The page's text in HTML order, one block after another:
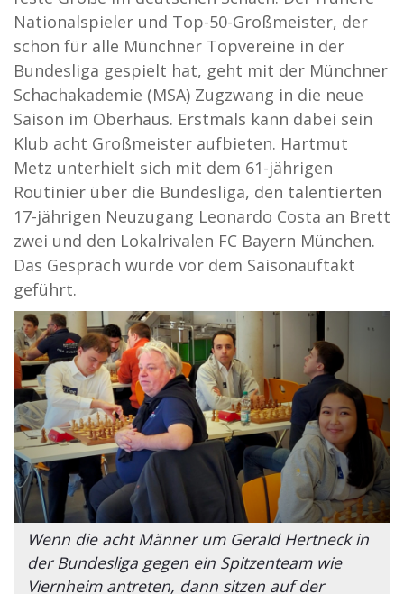
Nationalspieler und Top-50-Großmeister, der
schon für alle Münchner Topvereine in der
Bundesliga gespielt hat, geht mit der Münchner
Schachakademie (MSA) Zugzwang in die neue
Saison im Oberhaus. Erstmals kann dabei sein
Klub acht Großmeister aufbieten. Hartmut
Metz unterhielt sich mit dem 61-jährigen
Routinier über die Bundesliga, den talentierten
17-jährigen Neuzugang Leonardo Costa an Brett
zwei und den Lokalrivalen FC Bayern München.
Das Gespräch wurde vor dem Saisonauftakt
geführt.
Wenn die acht Männer um Gerald Hertneck in
der Bundesliga gegen ein Spitzenteam wie
Viernheim antreten, dann sitzen auf der